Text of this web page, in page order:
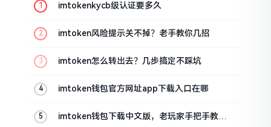
imtokenkycb级认证要多久
imtoken风险提示关不掉？老手教你几招
imtoken怎么转出去？几步搞定不踩坑
imtoken钱包官方网址app下载入口在哪
imtoken钱包下载中文版，老玩家手把手教你